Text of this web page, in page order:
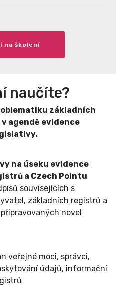
na školení
naučíte?
základních
v agendě evidence
na úseku evidence
a Czech Pointu
souvisejících s
základních registrů a
novel
veřejné moci, správci,
údajů, informační